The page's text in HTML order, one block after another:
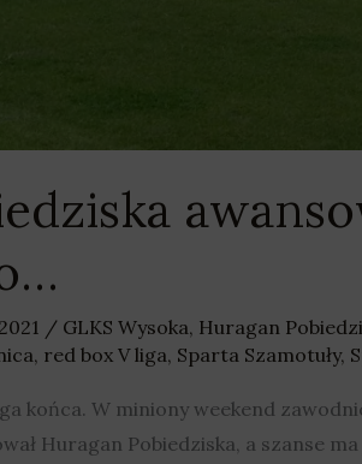
/ GLKS Wysoka, Huragan
, red box V liga, Sparta Szamotuły,
końca. W miniony weekend
Huragan Pobiedziska, a szanse